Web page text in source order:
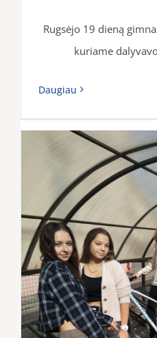
Rugsėjo 19 dieną
kuriame
Daugiau